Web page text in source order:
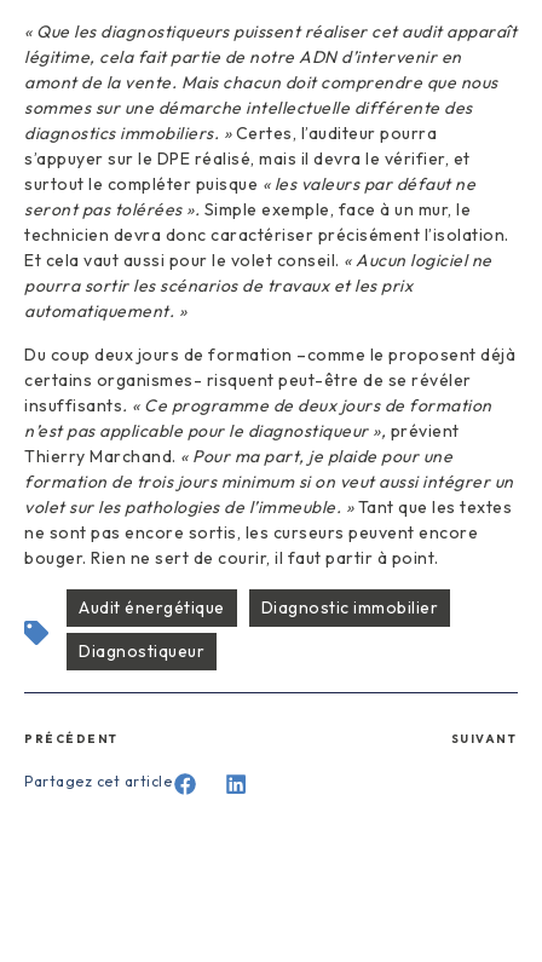
« Que les diagnostiqueurs puissent réaliser cet audit apparaît
légitime, cela fait partie de notre ADN d’intervenir en
amont de la vente. Mais chacun doit comprendre que nous
sommes sur une démarche intellectuelle différente des
diagnostics immobiliers. »Certes, l’auditeur pourra
s’appuyer sur le DPE réalisé, mais il devra le vérifier, et
surtout le compléter puisque « les valeurs par défaut ne
seront pas tolérées ». Simple exemple, face à un mur, le
technicien devra donc caractériser précisément l’isolation.
Et cela vaut aussi pour le volet conseil. « Aucun logiciel ne
pourra sortir les scénarios de travaux et les prix
automatiquement. »
Du coup deux jours de formation –comme le proposent déjà
certains organismes- risquent peut-être de se révéler
insuffisants. « Ce programme de deux jours de formation
n’est pas applicable pour le diagnostiqueur », prévient
Thierry Marchand. « Pour ma part, je plaide pour une
formation de trois jours minimum si on veut aussi intégrer un
volet sur les pathologies de l’immeuble. »Tant que les textes
ne sont pas encore sortis, les curseurs peuvent encore
bouger. Rien ne sert de courir, il faut partir à point.
Audit énergétique
Diagnostic immobilier
Diagnostiqueur
PRÉCÉDENT SUIVANT
Partagez cet article